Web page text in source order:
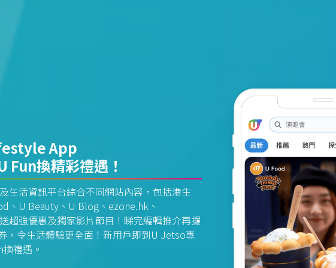
App
Fun換精彩禮遇！
生活資訊平台綜合不同網站內容，包括港生
、U Beauty、U Blog、ezone.hk、
超強優惠及獨家影片節目！睇完編輯推介再攞
，令生活體驗更全面！新用戶即到U Jetso專
禮遇。